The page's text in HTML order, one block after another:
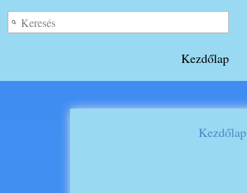
Kezdőlap
Kezdőlap